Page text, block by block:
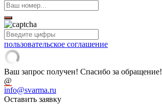
пользовательское соглашение
Ваш запрос получен! Спасибо за обращение!
@
info@svarma.ru
Оставить заявку